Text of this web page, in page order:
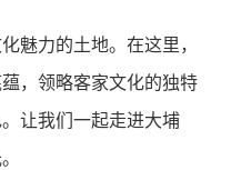
魅力的土地。在这里，
，领略客家文化的独特
让我们一起走进大埔